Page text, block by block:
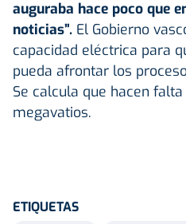
auguraba hace poco que
noticias”. El Gobierno
capacidad eléctrica para
pueda afrontar los
Se calcula que hacen
megavatios.
ETIQUETAS